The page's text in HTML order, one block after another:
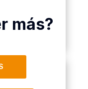
más?